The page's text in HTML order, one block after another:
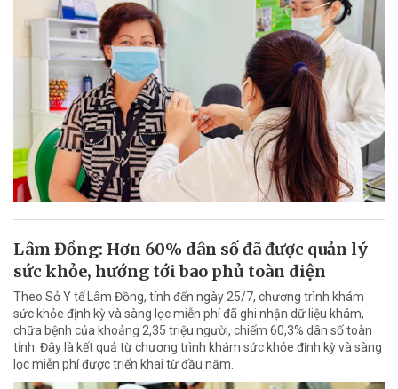
Lâm Đồng: Hơn 60% dân số đã được quản lý
sức khỏe, hướng tới bao phủ toàn diện
Theo Sở Y tế Lâm Đồng, tính đến ngày 25/7, chương trình khám
sức khỏe định kỳ và sàng lọc miễn phí đã ghi nhận dữ liệu khám,
chữa bệnh của khoảng 2,35 triệu người, chiếm 60,3% dân số toàn
tỉnh. Đây là kết quả từ chương trình khám sức khỏe định kỳ và sàng
lọc miễn phí được triển khai từ đầu năm.